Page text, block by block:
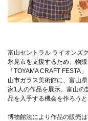
富山セントラル ライオンズ
氷見市を支援するため、物
「TOYAMA CRAFT FESTA
山市ガラス美術館に、富山
家1人の作品を展示。富山の
品を入手する機会を作ろうと
博物館法により作品の販売